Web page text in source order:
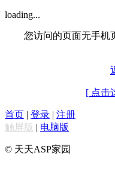
loading...
您访问的页面无手机
[ 点击
首页 | 登录 | 注册
触屏版 | 电脑版
© 天天ASP家园